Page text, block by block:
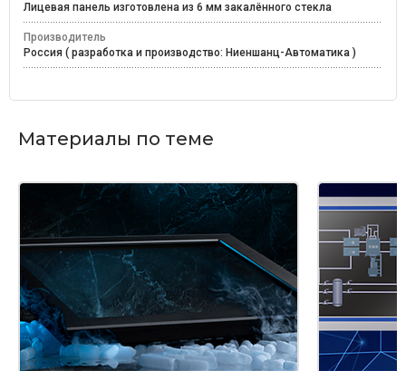
Лицевая панель изготовлена из 6 мм закалённого стекла
Производитель
Россия ( разработка и производство: Ниеншанц-Автоматика )
Материалы по теме